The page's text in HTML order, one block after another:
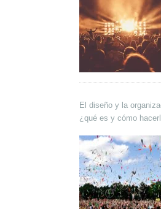
El diseño y la
¿qué es y cómo